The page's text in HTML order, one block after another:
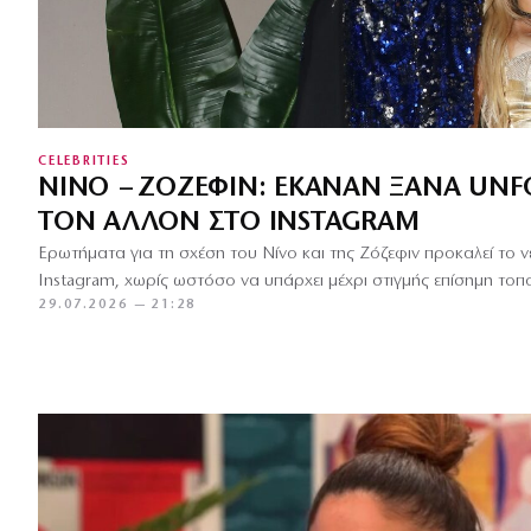
CELEBRITIES
ΝΊΝΟ – ΖΌΖΕΦΙΝ: ΈΚΑΝΑΝ ΞΑΝΆ
ΤΟΝ ΆΛΛΟΝ ΣΤΟ INSTAGRAM
Ερωτήματα για τη σχέση του Νίνο και της Ζόζεφιν προκαλεί
Instagram, χωρίς ωστόσο να υπάρχει μέχρι στιγμής επίσημη
29.07.2026 — 21:28